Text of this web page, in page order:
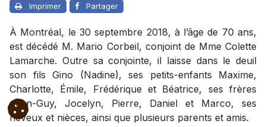
Imprimer Partager
À Montréal, le 30 septembre 2018, à l’âge de 70 ans,
est décédé M. Mario Corbeil, conjoint de Mme Colette
Lamarche. Outre sa conjointe, il laisse dans le deuil
son fils Gino (Nadine), ses petits-enfants Maxime,
Charlotte, Émile, Frédérique et Béatrice, ses frères
Jean-Guy, Jocelyn, Pierre, Daniel et Marco, ses
neveux et nièces, ainsi que plusieurs parents et amis.